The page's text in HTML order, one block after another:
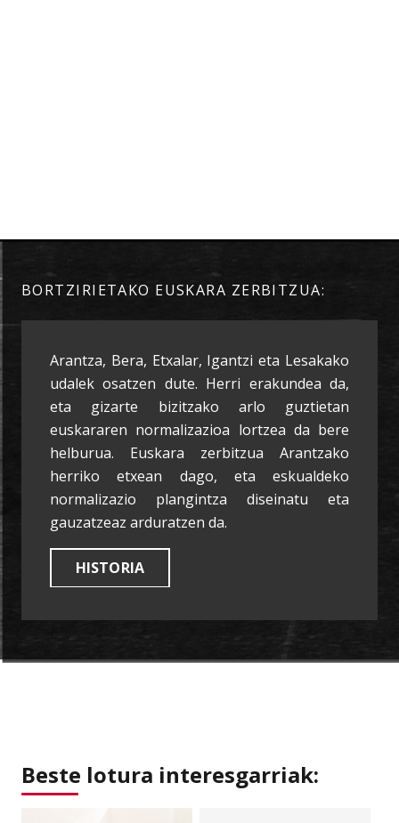
BORTZIRIETAKO EUSKARA ZERBITZUA:
Arantza, Bera, Etxalar, Igantzi eta Lesakako
udalek osatzen dute. Herri erakundea da,
eta gizarte bizitzako arlo guztietan
euskararen normalizazioa lortzea da bere
helburua. Euskara zerbitzua Arantzako
herriko etxean dago, eta eskualdeko
normalizazio plangintza diseinatu eta
gauzatzeaz arduratzen da.
HISTORIA
Beste lotura interesgarriak: